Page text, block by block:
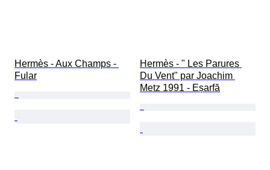
Hermès - Aux Champs -
Fular
Hermès - " Les Parures
Du Vent" par Joachim
Metz 1991 - Eșarfă